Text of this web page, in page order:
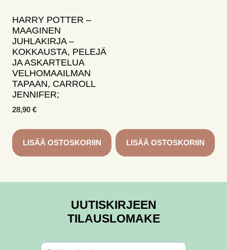
HARRY POTTER –
MAAGINEN
JUHLAKIRJA –
KOKKAUSTA, PELEJÄ
JA ASKARTELUA
VELHOMAAILMAN
TAPAAN, CARROLL
JENNIFER;
28,90 €
LISÄÄ OSTOSKORIIN LISÄÄ OSTOSKORIIN
UUTISKIRJEEN
TILAUSLOMAKE